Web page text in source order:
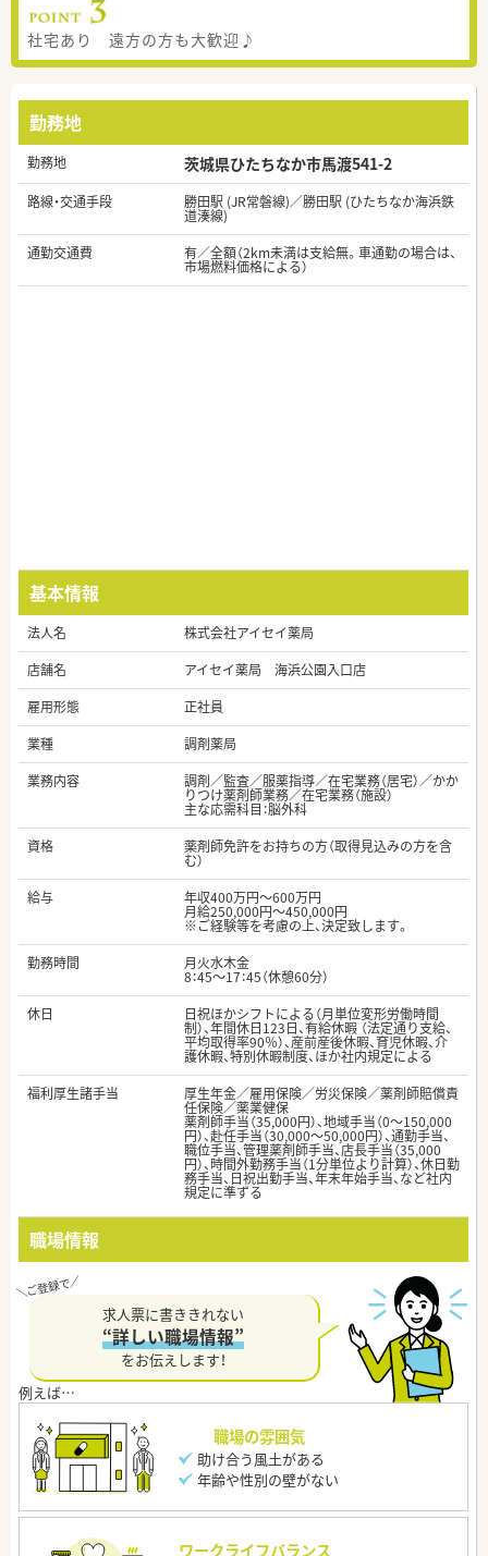
社宅あり 遠方の方も大歓迎♪
勤務地
勤務地 茨城県ひたちなか市馬渡541-2
路線・交通手段 勝田駅 (JR常磐線)／勝田駅 (ひたちなか海浜鉄
道湊線)
通勤交通費
有／全額（2km未満は支給無。車通勤の場合は、
市場燃料価格による）
基本情報
法人名
株式会社アイセイ薬局
店舗名
アイセイ薬局 海浜公園入口店
雇用形態
正社員
業種
調剤薬局
業務内容
調剤／監査／服薬指導／在宅業務（居宅）／かか
りつけ薬剤師業務／在宅業務（施設）
主な応需科目：脳外科
資格
薬剤師免許をお持ちの方（取得見込みの方を含
む）
給与
年収400万円～600万円
月給250,000円～450,000円
※ご経験等を考慮の上、決定致します。
勤務時間
月火水木金
8：45～17：45（休憩60分）
休日
日祝ほかシフトによる（月単位変形労働時間
制）、年間休日123日、有給休暇 （法定通り支給、
平均取得率90％）、産前産後休暇、育児休暇、介
護休暇、特別休暇制度、ほか社内規定による
福利厚生諸手当
厚生年金／雇用保険／労災保険／薬剤師賠償責
任保険／薬業健保
薬剤師手当（35,000円）、地域手当（0～150,000
円）、赴任手当（30,000～50,000円）、通勤手当、
職位手当、管理薬剤師手当、店長手当（35,000
円）、時間外勤務手当（1分単位より計算）、休日勤
務手当、日祝出勤手当、年末年始手当、など社内
規定に準ずる
職場情報
求人票に書ききれない
“詳しい職場情報”
をお伝えします！
職場の雰囲気
助け合う風土がある
年齢や性別の壁がない
ワークライフバランス